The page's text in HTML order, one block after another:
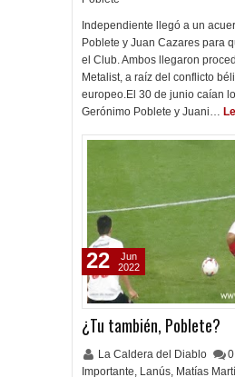
Independiente llegó a un
Poblete y Juan Cazares para
el Club. Ambos llegaron
Metalist, a raíz del conflicto
europeo.El 30 de junio caían
Gerónimo Poblete y Juani…
¿Tu también, Poblete?
La Caldera del Diablo 0
Importante, Lanús, Matías
22
Jun
2022